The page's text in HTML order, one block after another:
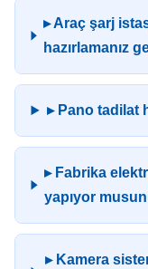
▸ Araç şarj
hazırlamanız
▸ Pano tadilat
▸ Fabrika
yapıyor
▸ Kamera